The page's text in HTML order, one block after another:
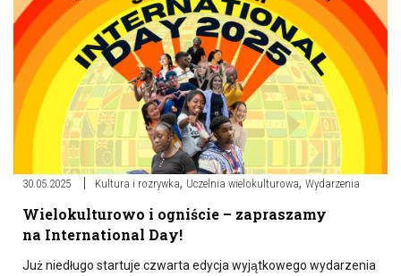
30.05.2025 Kultura i rozrywka, Uczelnia wielokulturowa, Wydarzenia
Wielokulturowo i ogniście – zapraszamy
na International Day!
Już niedługo startuje czwarta edycja wyjątkowego wydarzenia